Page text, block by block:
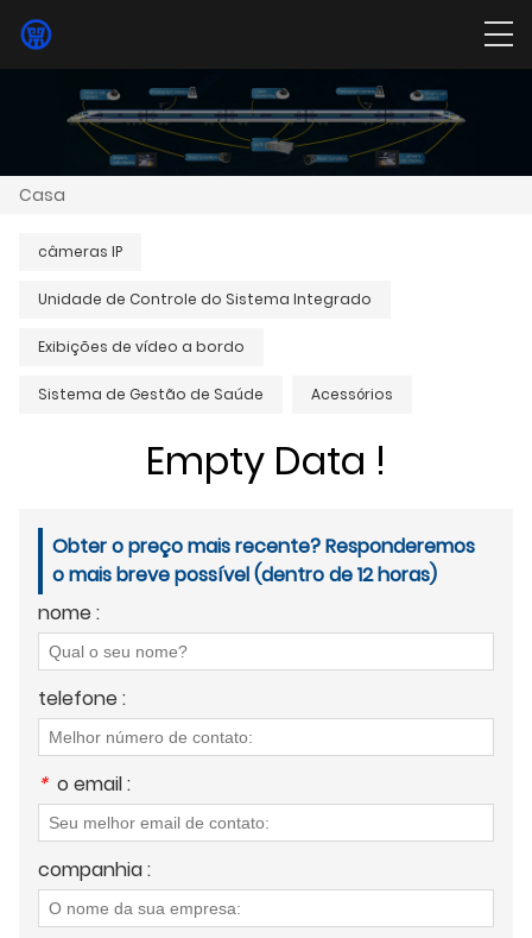
Casa
câmeras IP
Unidade de Controle do Sistema Integrado
Exibições de vídeo a bordo
Sistema de Gestão de Saúde Acessórios
Empty Data !
Obter o preço mais recente? Responderemos
o mais breve possível (dentro de 12 horas)
nome :
telefone :
* o email :
companhia :